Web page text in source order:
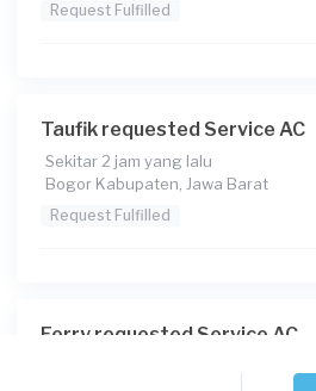
Request Fulfilled
Taufik requested Service AC
Sekitar 2 jam yang lalu
Bogor Kabupaten, Jawa Barat
Request Fulfilled
Ferry requested Service AC